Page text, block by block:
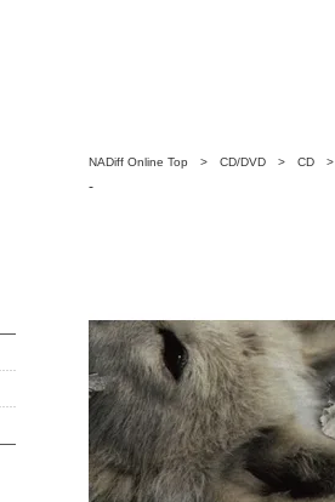
NADiff Online Top > CD/DVD > CD >
-